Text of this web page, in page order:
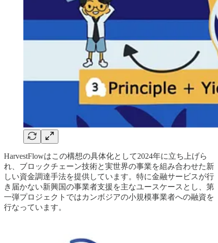
HarvestFlowはこの構想の具体化として2024年に立ち上げら
れ、ブロックチェーン技術と実世界の事業を組み合わせた新
しい資金調達手法を提供しています。特に金融サービスが行
き届かない新興国の事業者支援を主なユースケースとし、第
一弾プロジェクトではカンボジアの小規模事業者への融資を
行なっています。